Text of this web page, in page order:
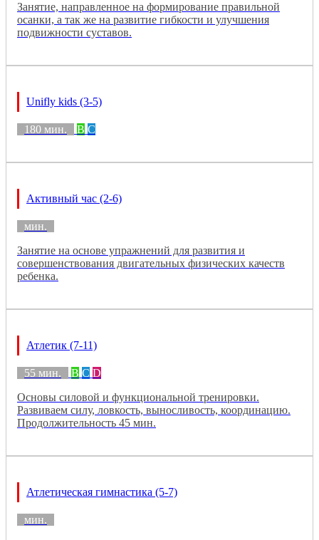
Занятие, направленное на формирование правильной
осанки, а так же на развитие гибкости и улучшения
подвижности суставов.
Unifly kids (3-5)
180 мин. B C
Активный час (2-6)
мин.
Занятие на основе упражнений для развития и
совершенствования двигательных физических качеств
ребенка.
Атлетик (7-11)
55 мин. B C D
Основы силовой и функциональной тренировки.
Развиваем силу, ловкость, выносливость, координацию.
Продолжительность 45 мин.
Атлетическая гимнастика (5-7)
мин.